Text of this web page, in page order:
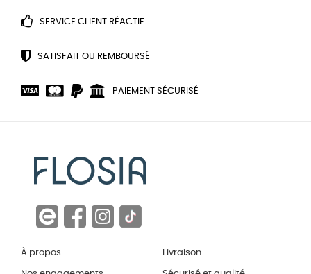
SERVICE CLIENT RÉACTIF
SATISFAIT OU REMBOURSÉ
PAIEMENT SÉCURISÉ
À propos Livraison